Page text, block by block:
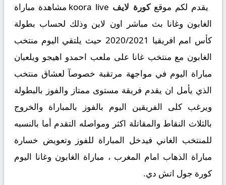
يقدم لكم موقعكورة لايف
koora live مشاهدة مباراة
الغابون وغانا بث مباشر اون لاين وذلك لحساب بطولة
كأس امم افريقيا 2020/2021 حيث يلتقي اليوم منتخب
الغابون مع منتخب غانا على ملعب احمدو اهيجو ويلعبان
مباراة اليوم في مواجهة مرتقبة خصوصآ لعشاق منتخب
الذي يأمل ان يقدم فريقة مستوى ممتاز والفوز بالبطولة
ويرغب كلى الفريقين اليوم بالفوز بالمباراة والخروج
بالثلاث النقاط والمقاتلة اكثر ومواصله التقدم أما بالنسبه
للمنتخب الغاني فيدخل المباراة للفوز وتعويض خسارة
مباراة الذهاب امام المغرب ، مباراة الغابون وغانا اليوم
كورة جول اتش دي.